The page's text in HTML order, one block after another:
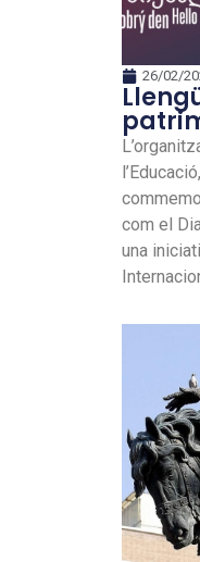
26/02/
com el
una